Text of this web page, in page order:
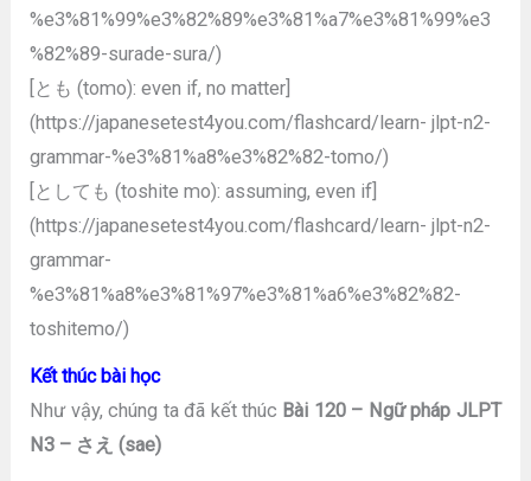
%e3%81%99%e3%82%89%e3%81%a7%e3%81%99%e3
%82%89-surade-sura/)
[とも (tomo): even if, no matter]
(https://japanesetest4you.com/flashcard/learn- jlpt-n2-
grammar-%e3%81%a8%e3%82%82-tomo/)
[としても (toshite mo): assuming, even if]
(https://japanesetest4you.com/flashcard/learn- jlpt-n2-
grammar-
%e3%81%a8%e3%81%97%e3%81%a6%e3%82%82-
toshitemo/)
Kết thúc bài học
Như vậy, chúng ta đã kết thúc Bài 120 – Ngữ pháp JLPT
N3 – さえ (sae)